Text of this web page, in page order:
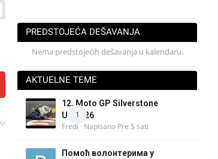
PREDSTOJEĆA DEŠAVANJA
Nema predstojećih dešavanja u kalendaru.
AKTUELNE TEME
1
12. Moto GP Silverstone
UK 2026
Fredi · Napisano Pre 5 sati
Помоћ волонтерима у